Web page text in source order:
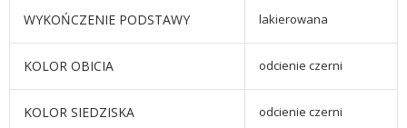
WYKOŃCZENIE PODSTAWY lakierowana
KOLOR OBICIA odcienie czerni
KOLOR SIEDZISKA odcienie czerni